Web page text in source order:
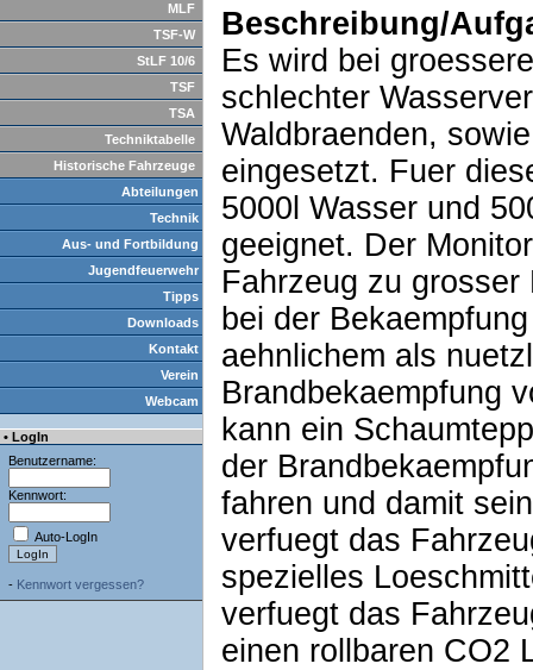
MLF
TSF-W
StLF 10/6
TSF
TSA
Techniktabelle
Historische Fahrzeuge
Abteilungen
Technik
Aus- und Fortbildung
Jugendfeuerwehr
Tipps
Downloads
Kontakt
Verein
Webcam
• LogIn
Benutzername:
Kennwort:
Auto-LogIn
- Kennwort vergessen?
Beschreibung/
Es wird bei
schlechter
Waldbraenden,
eingesetzt. Fuer
5000l Wasser und
geeignet. Der
Fahrzeug zu
bei der
aehnlichem als
Brandbekaempfung
kann ein
der
fahren und damit
verfuegt das
spezielles
verfuegt das
einen rollbaren CO2